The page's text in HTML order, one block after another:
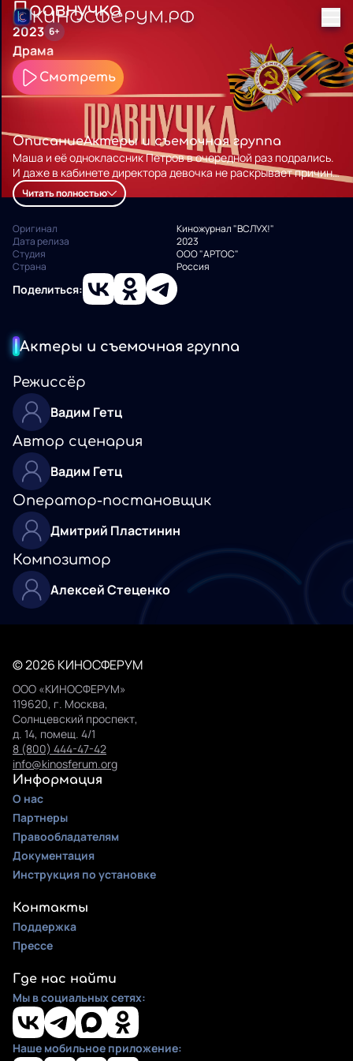
Правнучка
2023 6+
Драма
Смотреть
ОписаниеАктеры и съемочная группа
Маша и её одноклассник Петров в очередной раз подрались.
И даже в кабинете директора девочка не раскрывает причину
конфликта. В День Победы класс собрался на парад, у Маши
Косициной фотография её прабабушки, как две капли
партизаном, а у школьницы Маши просто её характер.
Читать полностью
Оригинал
Киножурнал "ВСЛУХ!"
Дата релиза
2023
Студия
ООО "АРТОС"
Страна
Россия
Поделиться:
Актеры и съемочная группа
Режиссёр
Вадим Гетц
Автор сценария
Вадим Гетц
Оператор-постановщик
Дмитрий Пластинин
Композитор
Алексей Стеценко
© 2026 КИНОСФЕРУМ
ООО «КИНОСФЕРУМ»
119620, г. Москва,
Солнцевский проспект,
д. 14, помещ. 4/1
8 (800) 444-47-42
info@kinosferum.org
Информация
О нас
Партнеры
Правообладателям
Документация
Инструкция по установке
Контакты
Поддержка
Прессе
Где нас найти
Мы в социальных сетях:
Наше мобильное приложение: